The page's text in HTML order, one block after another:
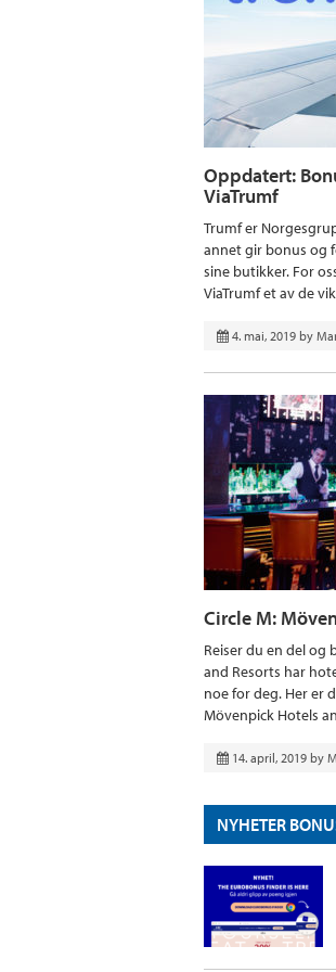
Oppdatert:
ViaTrumf
Trumf er
annet gir bonus og
sine butikker. For
ViaTrumf et av de
4. mai, 2019 by
Circle M:
Reiser du en del og
and Resorts har
noe for deg. Her er
Mövenpick Hotels
14. april, 2019 by
NYHETER